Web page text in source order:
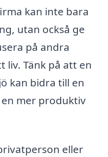
kan inte bara
utan också ge
på andra
liv. Tänk på att en
kan bidra till en
mer produktiv
eller